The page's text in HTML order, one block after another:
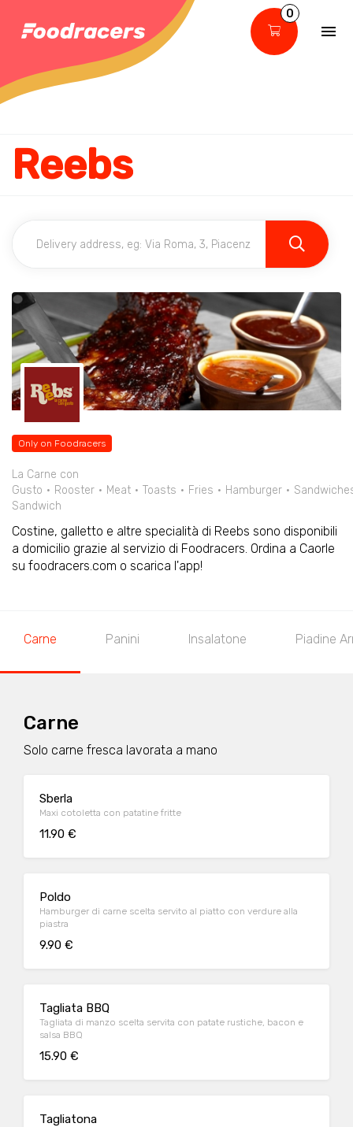
0
Reebs
Only on Foodracers
La Carne con
Gusto
Rooster Meat Toasts Fries Hamburger
Sandwich
Costine, galletto e altre specialità di Reebs sono disponibili
a domicilio grazie al servizio di Foodracers. Ordina a Caorle
su foodracers.com o scarica l'app!
Carne Panini Insalatone Piadine
Carne
Solo carne fresca lavorata a mano
Sberla
Maxi cotoletta con patatine fritte
11.90 €
Poldo
Hamburger di carne scelta servito al piatto con verdure alla
piastra
9.90 €
Tagliata BBQ
Tagliata di manzo scelta servita con patate rustiche, bacon e
salsa BBQ
15.90 €
Tagliatona